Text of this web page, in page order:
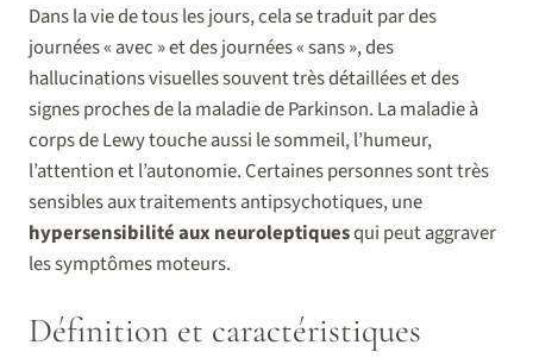
Dans la vie de tous les jours, cela se traduit par des
journées « avec » et des journées « sans », des
hallucinations visuelles souvent très détaillées et des
signes proches de la maladie de Parkinson. La maladie à
corps de Lewy touche aussi le sommeil, l’humeur,
l’attention et l’autonomie. Certaines personnes sont très
sensibles aux traitements antipsychotiques, une
hypersensibilité aux neuroleptiquesqui peut aggraver
les symptômes moteurs.
Définition et caractéristiques